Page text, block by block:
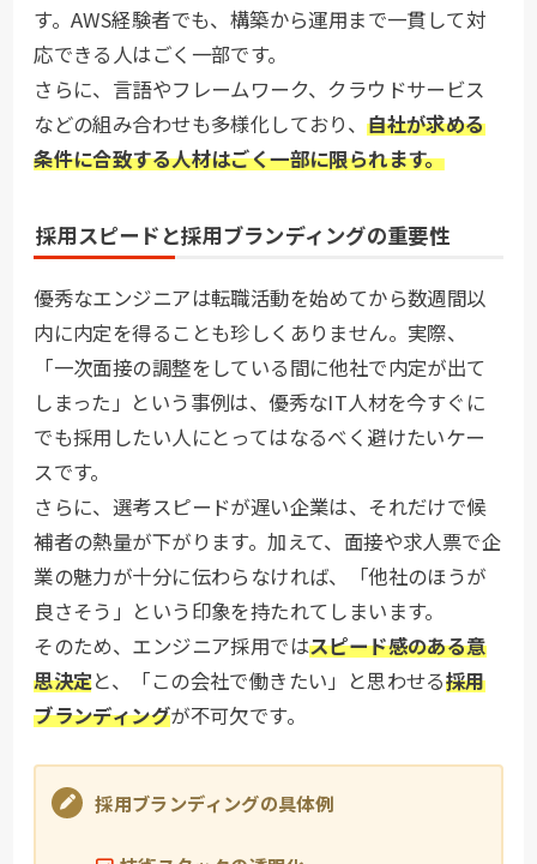
す。AWS経験者でも、構築から運用まで一貫して対
応できる人はごく一部です。
さらに、言語やフレームワーク、クラウドサービス
などの組み合わせも多様化しており、自社が求める
条件に合致する人材はごく一部に限られます。
採用スピードと採用ブランディングの重要性
優秀なエンジニアは転職活動を始めてから数週間以
内に内定を得ることも珍しくありません。実際、
「一次面接の調整をしている間に他社で内定が出て
しまった」という事例は、優秀なIT人材を今すぐに
でも採用したい人にとってはなるべく避けたいケー
スです。
さらに、選考スピードが遅い企業は、それだけで候
補者の熱量が下がります。加えて、面接や求人票で企
業の魅力が十分に伝わらなければ、「他社のほうが
良さそう」という印象を持たれてしまいます。
そのため、エンジニア採用ではスピード感のある意
思決定と、「この会社で働きたい」と思わせる採用
ブランディングが不可欠です。
採用ブランディングの具体例